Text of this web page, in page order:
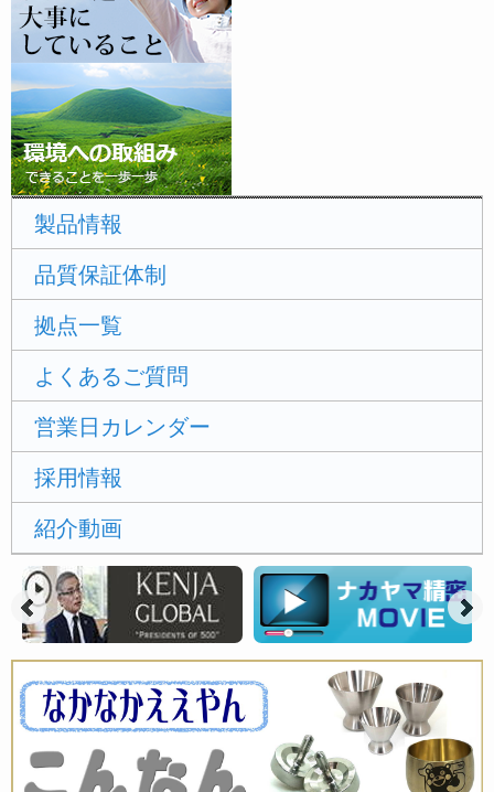
製品情報
品質保証体制
拠点一覧
よくあるご質問
営業日カレンダー
採用情報
紹介動画